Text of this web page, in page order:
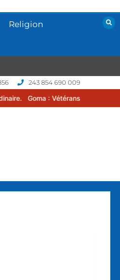
Religion
243 854 690 009
Vétérans Cup 2026 -2027, une